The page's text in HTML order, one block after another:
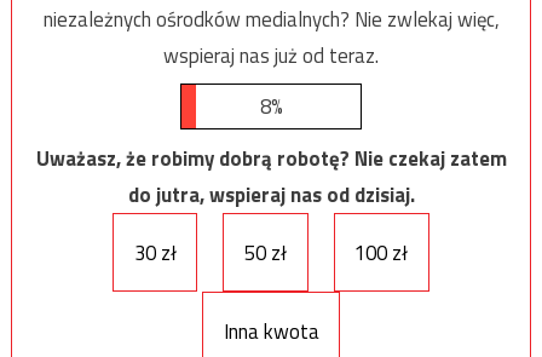
niezależnych ośrodków medialnych? Nie zwlekaj więc,
wspieraj nas już od teraz.
8%
Uważasz, że robimy dobrą robotę? Nie czekaj zatem
do jutra, wspieraj nas od dzisiaj.
30 zł
50 zł 100 zł
Inna kwota